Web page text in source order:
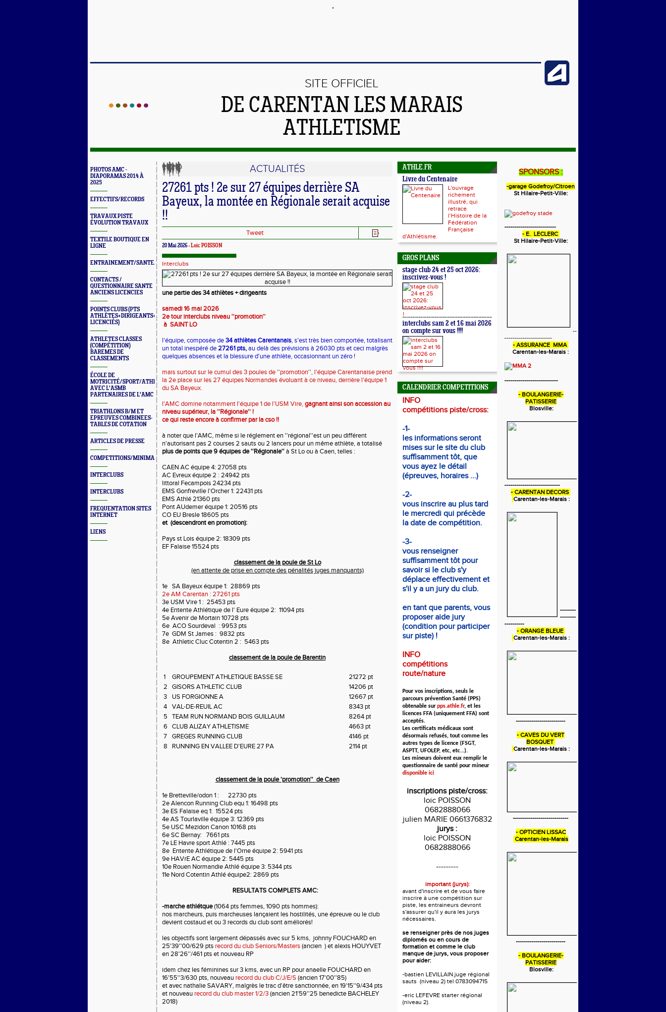
SITE OFFICIEL
DE CARENTAN LES MARAIS
ATHLETISME
PHOTOS AMC -
DIAPORAMAS 2014 À
2025
EFFECTIFS/RECORDS
TRAVAUX PISTE
ÉVOLUTION TRAVAUX
TEXTILE BOUTIQUE EN
LIGNE
ENTRAINEMENT/SANTE/JURYS/FORMATIONS
CONTACTS /
QUESTIONNAIRE SANTE
ANCIENS LICENCIES
POINTS CLUBS (PTS
ATHLÈTES+DIRIGEANTS+BONUS
LICENCIÉS)
ATHLETES CLASSES
(COMPÉTITION)
BAREMES DE
CLASSEMENTS
ÉCOLE DE
MOTRICITÉ/SPORT/ATHLÉ
AVEC L'ASMB
PARTENAIRES DE L'AMC
TRIATHLONS B/M ET
EPREUVES COMBINEES-
TABLES DE COTATION
ARTICLES DE PRESSE
COMPETITIONS/MINIMAS/MEETINGS/ENGAGES
INTERCLUBS
INTERCLUBS
FREQUENTATION SITES
INTERNET
LIENS
ACTUALITÉS
27261 pts ! 2e sur 27 équipes derrière SA
Bayeux, la montée en Régionale serait acquise
!!
Tweet
20 Mai 2026 -Loic POISSON
Interclubs
une partie des 34 athlètes + dirigeants
samedi 16 mai 2026
2e tour interclubs niveau ''promotion''
à SAINT LO
l'équipe, composée de34 athlètes Carentanais, s'est très bien comportée, totalisant
un total inespéré de27261 pts,au delà des prévisions à 26030 pts et ceci malgrès
quelques absences et la blessure d'une athlète, occasionnant un zéro !
mais surtout sur le cumul des 3 poules de ''promotion'', l'équipe Carentanaise prend
la 2e place sur les 27 équipes Normandes évoluant à ce niveau, derrière l'équipe 1
du SA Bayeux.
l'AMC domine notamment l'équipe 1 de l'USM Vire,gagnant ainsi son accession au
niveau supérieur, la ''Régionale'' !
ce qui reste encore à confirmer par la cso !!
à noter que l'AMC, même si le réglement en ''régional''est un peu différent
n'autorisant pas 2 courses 2 sauts ou 2 lancers pour un même athlète, a totalisé
plus de points que 9 équipes de ''Régionale''à St Lo ou à Caen, telles :
CAEN AC équipe 4: 27058 pts
AC Evreux équipe 2 : 24942 pts
littoral Fecampois 24234 pts
EMS Gonfreville l'Orcher 1: 22431 pts
EMS Athlé 21360 pts
Pont AUdemer équipe 1: 20516 pts
CO EU Bresle 18605 pts
et (descendront en promotion):
Pays st Lois équipe 2: 18309 pts
EF Falaise 15524 pts
classement de la poule de St Lo
(en attente de prise en compte des pénalités juges manquants)
1e SA Bayeux équipe 1: 28869 pts
2e AM Carentan : 27261 pts
3e USM Vire 1 : 25453 pts
4e Entente Athlétique de l' Eure équipe 2: 11094 pts
5e Avenir de Mortain 10728 pts
6e ACO Sourdeval : 9953 pts
7e GDM St James : 9832 pts
8e Athletic Cluc Cotentin 2 : 5463 pts
classement de la poule de Barentin
1 GROUPEMENT ATHLETIQUE BASSE SE
21272 pt
2
GISORS ATHLETIC CLUB
14206 pt
3
US FORGIONNE A
12667 pt
4
VAL-DE-REUIL AC
8343 pt
5
TEAM RUN NORMAND BOIS GUILLAUM
8264 pt
6
CLUB ALIZAY ATHLETISME
4663 pt
7
GREGES RUNNING CLUB
4146 pt
8
RUNNING EN VALLEE D'EURE 27 PA 2114 pt
classement de la poule 'promotion'' de Caen
1e Bretteville/odon 1 : 22730 pts
2e Alencon Running Club equ 1: 16498 pts
3e ES Falaise eq 1: 15524 pts
4e AS Tourlaville équipe 3: 12369 pts
5e USC Mezidon Canon 10168 pts
6e SC Bernay: 7661 pts
7e LE Havre sport Athlé : 7445 pts
8e Entente Athlétique de l'Orne équipe 2: 5941 pts
9e HAVrE AC équipe 2: 5445 pts
10e Rouen Normandie Athlé équipe 3: 5344 pts
11e Nord Cotentin Athlé équipe2: 2869 pts
RESULTATS COMPLETS AMC:
-marche athlétque(1064 pts femmes, 1090 pts hommes):
nos marcheurs, puis marcheuses lançaient les hostilités, une épreuve ou le club
devient costaud et ou 3 records du club sont améliorés!
les objectifs sont largement dépassés avec sur 5 kms, johnny FOUCHARD en
25'39''00/629 pts record du club Seniors/Masters(ancien ) et alexis HOUYVET
en 28'26''/461 pts et nouveau RP
idem chez les féminines sur 3 kms, avec un RP pour anaelle FOUCHARD en
16'55''3/630 pts, nouveau record du club C/J/E/S (ancien 17'00''85)
et avec nathalie SAVARY, malgrès le trac d'être sanctionnée, en 19'15''9/434 pts
et nouveau record du club master 1/2/3(ancien 21'59''25 benedicte BACHELEY
2018)
ATHLE.FR
Livre du Centenaire
L'ouvrage
richement
illustré, qui
retrace
l’Histoire de la
Fédération
Française
d'Athlétisme.
GROS PLANS
stage club 24 et 25 oct 2026:
inscrivez-vous !
interclubs sam 2 et 16 mai 2026
on compte sur vous !!!!
CALENDRIER COMPETITIONS
INFO
compétitions piste/cross:
-1-
les informations seront
mises sur le site du club
suffisamment tôt, que
vous ayez le détail
(épreuves, horaires ...)
-2-
vous inscrire au plus tard
le mercredi qui précède
la date de compétition.
-3-
vous renseigner
suffisamment tôt pour
savoir si le club s'y
déplace effectivement et
s'il y a un jury du club.
en tant que parents, vous
proposer aide jury
(condition pour participer
sur piste) !
INFO
compétitions
route/nature
Pour vos inscriptions, seuls le
parcours prévention Santé (PPS)
obtenable sur pps.athle.fr, et les
licences FFA (uniquement FFA) sont
acceptés.
Les certificats médicaux sont
désormais refusés, tout comme les
autres types de licence (FSGT,
ASPTT, UFOLEP, etc, etc...).
Les mineurs doivent eux remplir le
questionnaire de santé pour mineur
disponible ici
inscriptions piste/cross:
loic POISSON
0682888066
julien MARIE 0661376832
jurys :
loic POISSON
0682888066
---------
important (jurys):
avant d'inscrire et de vous faire
inscrire à une compétition sur
piste, les entraineurs devront
s'assurer qu'il y aura les jurys
nécessaires.
se renseigner près de nos juges
diplomés ou en cours de
formation et comme le club
manque de jurys, vous proposer
pour aider:
-bastien LEVILLAIN juge régional
sauts (niveau 2) tel 0783094715
-eric LEFEVRE starter régional
(niveau 2).
SPONSORS :
-garage Godefroy/Citroen
St Hilaire-Petit-Ville:
--------------------------
- E. LECLERC
St Hilaire-Petit-Ville:
--
------------------------
- ASSURANCE MMA
Carentan-les-Marais :
---------------------------
- BOULANGERIE-
PATISSERIE
Blosville:
----------------------------
- CARENTAN DECORS
Carentan-les-Marais :
--------
--------
----------
- ORANGE BLEUE
Carentan-les-Marais :
-------------------------
- CAVES DU VERT
BOSQUET
Carentan-les-Marais :
----------------------------
- OPTICIEN LISSAC
Carentan-les-Marais
-------------------------
- BOULANGERIE-
PATISSERIE
Blosville: